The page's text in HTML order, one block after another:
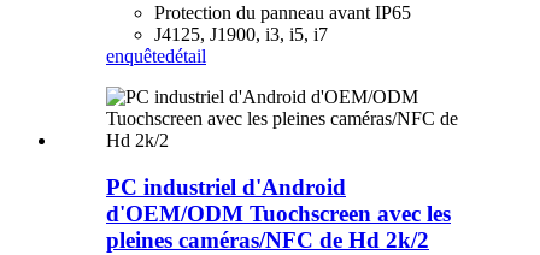
Protection du panneau avant IP65
J4125, J1900, i3, i5, i7
enquêtedétail
PC industriel d'Android
d'OEM/ODM Tuochscreen avec les
pleines caméras/NFC de Hd 2k/2